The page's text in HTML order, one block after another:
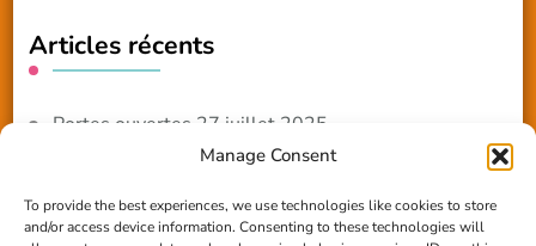
Manage Consent
To provide the best experiences, we use technologies like cookies to store
and/or access device information. Consenting to these technologies will
Articles récents
Portes ouvertes 27 juillet 2025
Reportage TV Com